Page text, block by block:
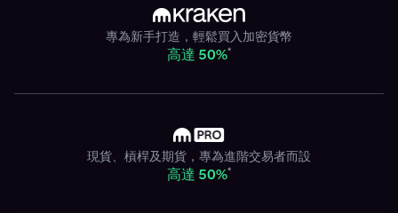
專為新手打造，輕鬆買入加密貨幣
高達 50%*
現貨、槓桿及期貨，專為進階交易者而設
高達 50%*